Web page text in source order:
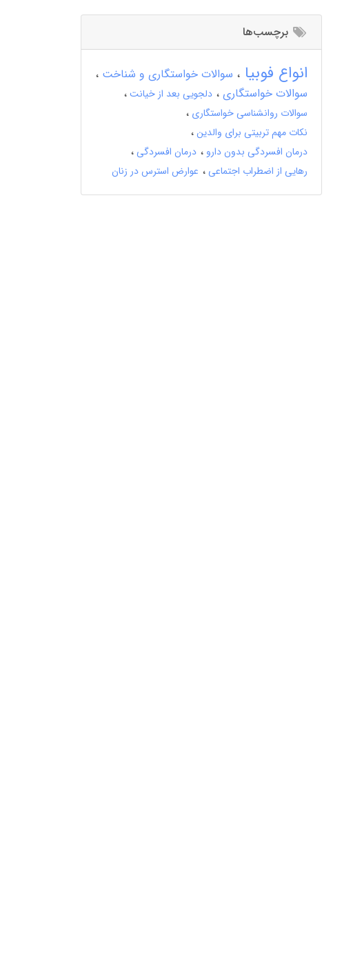
برچسب‌ها
انواع فوبیا
سوالات خواستگاری و شناخت
سوالات خواستگاری
دلجویی بعد از خیانت
سوالات روانشناسی خواستگاری
نکات مهم تربیتی برای والدین
درمان افسردگی بدون دارو
درمان افسردگی
رهایی از اضطراب اجتماعی
عوارض استرس در زنان